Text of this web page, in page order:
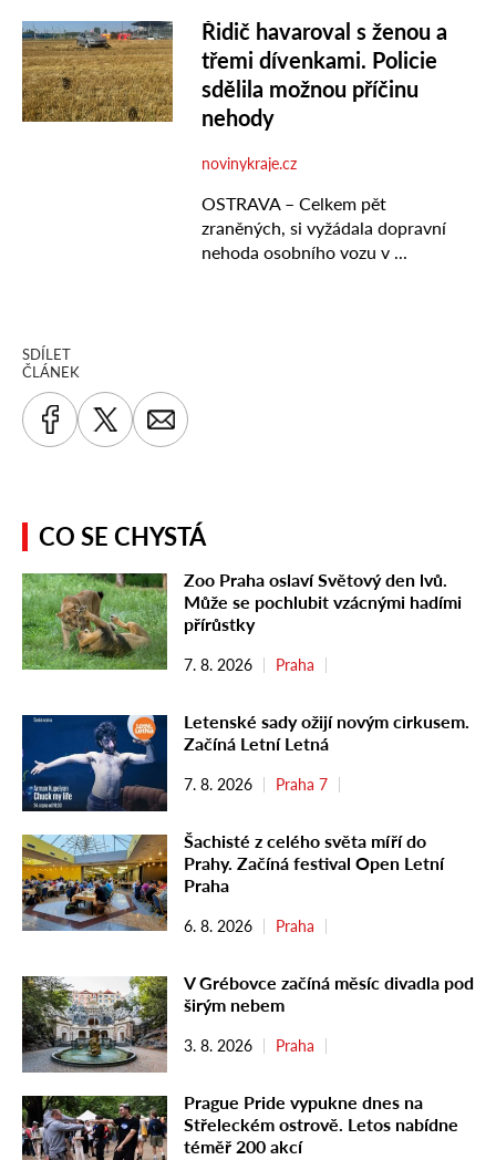
SDÍLET
ČLÁNEK
CO SE CHYSTÁ
Zoo Praha oslaví Světový den lvů.
Může se pochlubit vzácnými hadími
přírůstky
7. 8. 2026 Praha
Letenské sady ožijí novým cirkusem.
Začíná Letní Letná
7. 8. 2026 Praha 7
Šachisté z celého světa míří do
Prahy. Začíná festival Open Letní
Praha
6. 8. 2026 Praha
V Grébovce začíná měsíc divadla pod
širým nebem
3. 8. 2026 Praha
Prague Pride vypukne dnes na
Střeleckém ostrově. Letos nabídne
téměř 200 akcí